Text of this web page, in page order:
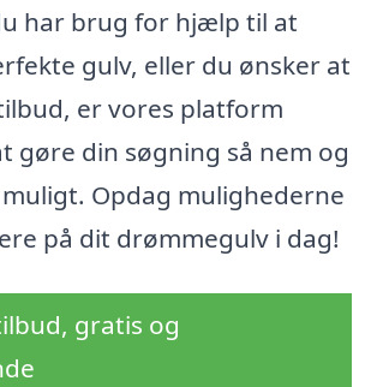
har brug for hjælp til at
gulv, eller du ønsker at
er vores platform
gøre din søgning så nem og
Opdag mulighederne
på dit drømmegulv i dag!
gratis og